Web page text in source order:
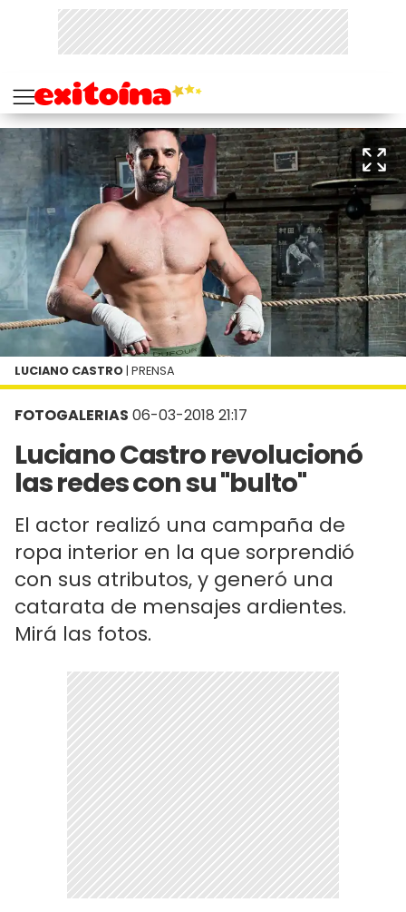
FOTOGALERIAS 06-03-2018 21:17
Luciano Castro revolucionó
las redes con su "bulto"
El actor realizó una campaña de
ropa interior en la que sorprendió
con sus atributos, y generó una
catarata de mensajes ardientes.
Mirá las fotos.
LUCIANO CASTRO | PRENSA